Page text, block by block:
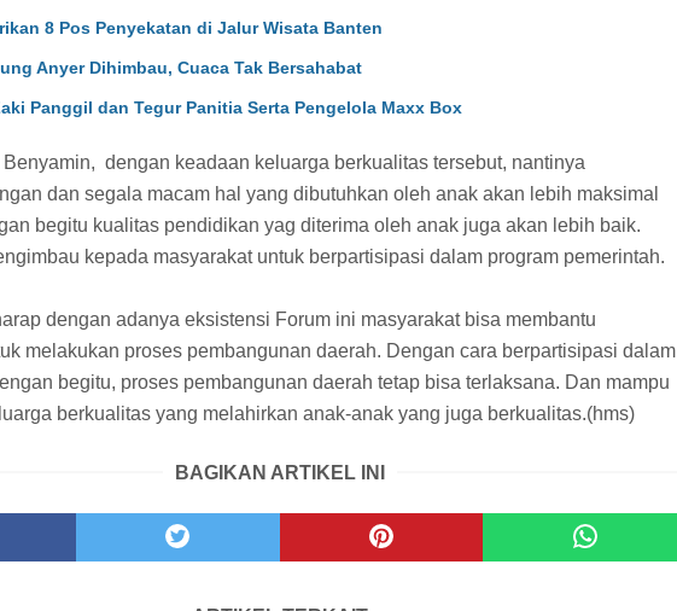
8 Pos Penyekatan di Jalur Wisata Banten
Anyer Dihimbau, Cuaca Tak Bersahabat
Panggil dan Tegur Panitia Serta Pengelola Maxx Box
Benyamin, dengan keadaan keluarga berkualitas tersebut, nantinya
dan segala macam hal yang dibutuhkan oleh anak akan lebih maksimal
begitu kualitas pendidikan yag diterima oleh anak juga akan lebih baik.
kepada masyarakat untuk berpartisipasi dalam program pemerintah.
dengan adanya eksistensi Forum ini masyarakat bisa membantu
melakukan proses pembangunan daerah. Dengan cara berpartisipasi dalam
begitu, proses pembangunan daerah tetap bisa terlaksana. Dan mampu
berkualitas yang melahirkan anak-anak yang juga berkualitas.(hms)
BAGIKAN ARTIKEL INI